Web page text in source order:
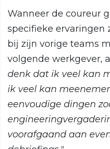
Wanneer de coureur
specifieke ervaringen
bij zijn vorige teams
volgende werkgever,
denk dat ik veel kan
ik veel kan
eenvoudige dingen
voorafgaand aan